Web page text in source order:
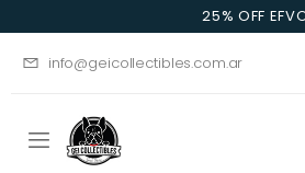
25% OFF
info@geicollectibles.com.ar
Toggle mobile menu